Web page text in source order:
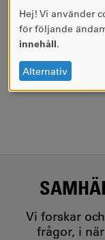
5D 401
Centrala
IT-avdelningen
Vi forskar
frågor, i
ANVÄNDNING
AV
OCH
COOKIES
Hej! Vi använder
för följande
innehåll.
Alternativ